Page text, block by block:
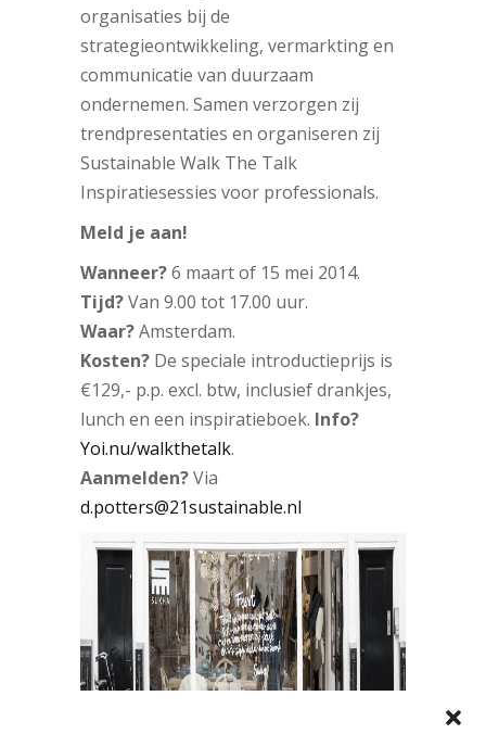
organisaties bij de
strategieontwikkeling, vermarkting en
communicatie van duurzaam
ondernemen. Samen verzorgen zij
trendpresentaties en organiseren zij
Sustainable Walk The Talk
Inspiratiesessies voor professionals.
Meld je aan!
Wanneer?6 maart of 15 mei 2014.
Tijd?Van 9.00 tot 17.00 uur.
Waar?Amsterdam.
Kosten? De speciale introductieprijs is
€129,- p.p. excl. btw, inclusief drankjes,
lunch en een inspiratieboek. Info?
Yoi.nu/walkthetalk.
Aanmelden?Via
d.potters@21sustainable.nl